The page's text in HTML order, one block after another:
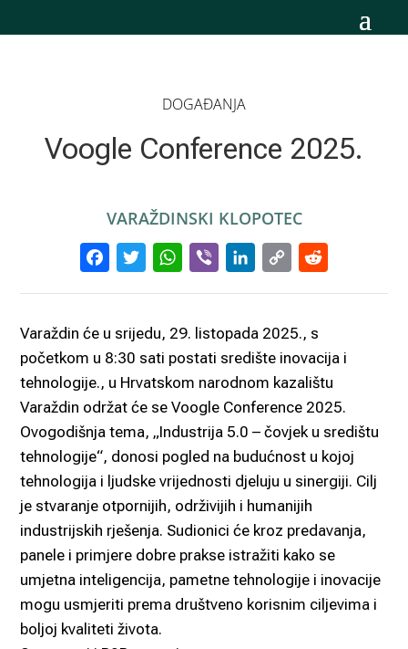
DOGAĐANJA
Voogle Conference 2025.
VARAŽDINSKI KLOPOTEC
Facebook
Twitter
WhatsApp
ViberLinkedIn
Copy
Link
Varaždin će u srijedu, 29. listopada 2025., s
početkom u 8:30 sati postati središte inovacija i
tehnologije., u Hrvatskom narodnom kazalištu
Varaždin održat će se Voogle Conference 2025.
Ovogodišnja tema, „Industrija 5.0 – čovjek u središtu
tehnologije“, donosi pogled na budućnost u kojoj
tehnologija i ljudske vrijednosti djeluju u sinergiji. Cilj
je stvaranje otpornijih, održivijih i humanijih
industrijskih rješenja. Sudionici će kroz predavanja,
panele i primjere dobre prakse istražiti kako se
umjetna inteligencija, pametne tehnologije i inovacije
mogu usmjeriti prema društveno korisnim ciljevima i
boljoj kvaliteti života.